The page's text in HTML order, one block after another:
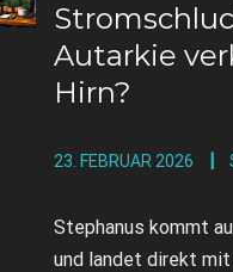
Autarkie
Hirn?
23. FEBRUAR 2026
Stephanus kommt
und landet direkt mit